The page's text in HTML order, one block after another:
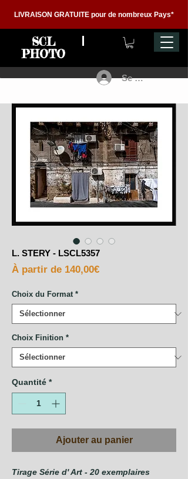
LIVRAISON GRATUITE pour de nombreux Pays*
SCL
PHOTO
Se connecter
L. STERY - LSCL5357
À partir de 140,00€Prix
Choix du Format *
Choix Finition *
Quantité *
Ajouter au panier
Tirage Série d' Art - 20 exemplaires